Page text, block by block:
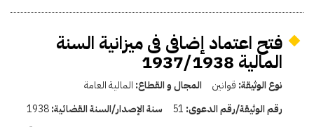
فتح اعتماد إضافى فى ميزانية السنة
المالية 1937/1938
نوع الوثيقة: قوانين المجال و القطاع: المالية العامة
رقم الوثيقة/رقم الدعوى: 51 سنة الإصدار/السنة القضائية:1938